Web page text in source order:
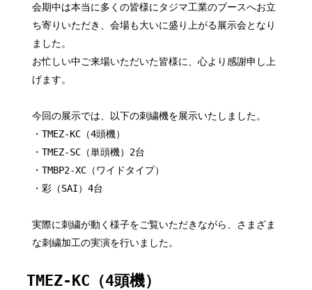
会期中は本当に多くの皆様にタジマ工業のブースへお立
ち寄りいただき、会場も大いに盛り上がる展示会となり
ました。
お忙しい中ご来場いただいた皆様に、心より感謝申し上
げます。
今回の展示では、以下の刺繍機を展示いたしました。
・TMEZ-KC（4頭機）
・TMEZ-SC（単頭機）2台
・TMBP2-XC（ワイドタイプ）
・彩（SAI）4台
実際に刺繍が動く様子をご覧いただきながら、さまざま
な刺繍加工の実演を行いました。
TMEZ-KC（4頭機）